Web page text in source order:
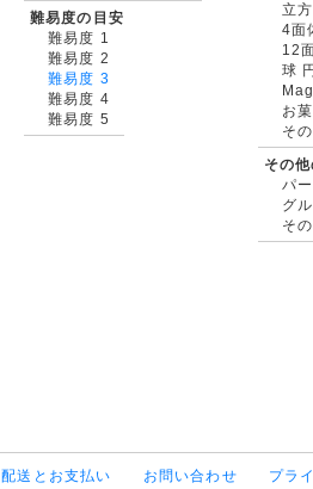
難易度の目安
難易度 1
難易度 2
難易度 3
難易度 4
難易度 5
立
4面
12
球
お
そ
その
パ
グ
そ
配送とお支払い お問い合わせ プラ